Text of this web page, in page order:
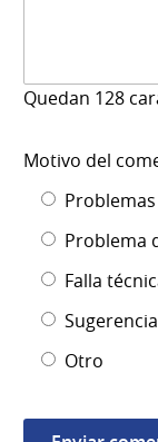
Quedan 128
Motivo del
Problema
Falla
Otro